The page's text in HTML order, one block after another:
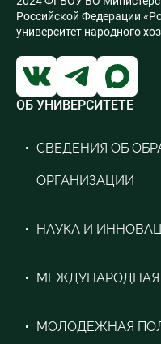
Российской Федерации
университет народного
ОБ УНИВЕРСИТЕТЕ
СВЕДЕНИЯ ОБ
ОРГАНИЗАЦИИ
НАУКА И
МЕЖДУНАРОДНАЯ
МОЛОДЕЖНАЯ